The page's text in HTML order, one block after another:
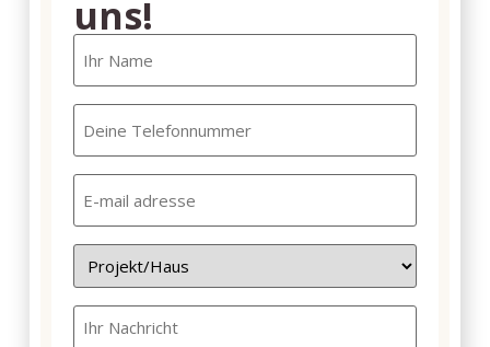
uns!
Ihr
Name
Ihre
Telefonnummer
E-
mail
Geen
titel
Nachricht